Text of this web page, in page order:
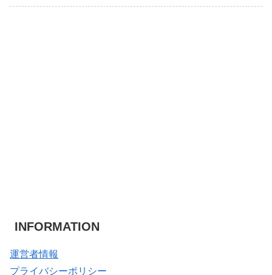
INFORMATION
運営者情報
プライバシーポリシー